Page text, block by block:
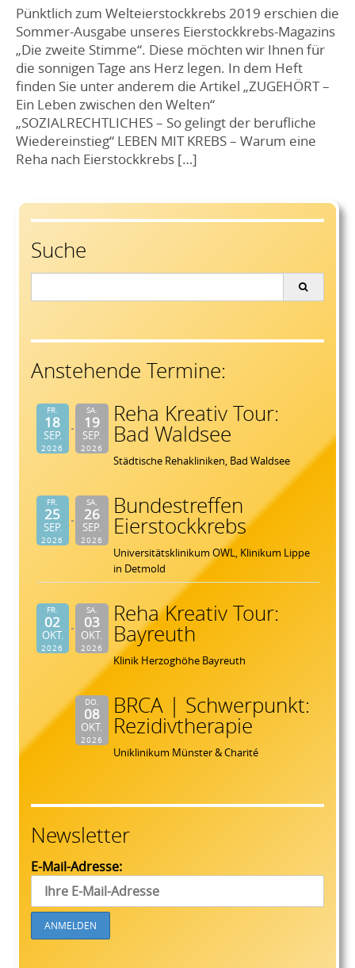
Pünktlich zum Welteierstockkrebs 2019 erschien die
Sommer-Ausgabe unseres Eierstockkrebs-Magazins
„Die zweite Stimme“. Diese möchten wir Ihnen für
die sonnigen Tage ans Herz legen. In dem Heft
finden Sie unter anderem die Artikel „ZUGEHÖRT –
Ein Leben zwischen den Welten“
„SOZIALRECHTLICHES – So gelingt der berufliche
Wiedereinstieg“ LEBEN MIT KREBS – Warum eine
Reha nach Eierstockkrebs […]
Suche
Anstehende Termine:
FR.
18
SEP.
2026
SA.
19
SEP.
2026
Reha Kreativ Tour:
Bad Waldsee
Städtische Rehakliniken, Bad Waldsee
FR.
25
SEP.
2026
SA.
26
SEP.
2026
Bundestreffen
Eierstockkrebs
Universitätsklinikum OWL, Klinikum Lippe
in Detmold
FR.
02
OKT.
2026
SA.
03
OKT.
2026
Reha Kreativ Tour:
Bayreuth
Klinik Herzoghöhe Bayreuth
DO.
08
OKT.
2026
BRCA | Schwerpunkt:
Rezidivtherapie
Uniklinikum Münster & Charité
Newsletter
E-Mail-Adresse: